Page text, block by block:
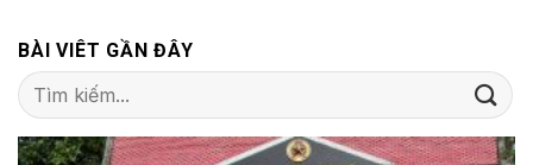
BÀI VIÊT GẦN ĐÂY